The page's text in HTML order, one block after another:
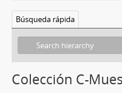
Búsqueda rápida
Colección C-